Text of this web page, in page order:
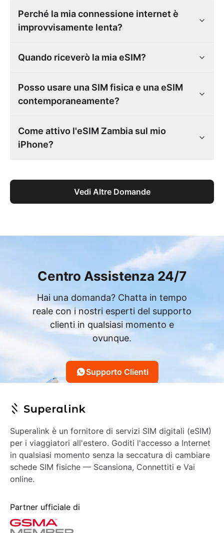
Perché la mia connessione internet è
improvvisamente lenta?
Quando riceverò la mia eSIM?
Posso usare una SIM fisica e una eSIM
contemporaneamente?
Come attivo l'eSIM Zambia sul mio
iPhone?
Vedi Altre Domande
Centro Assistenza 24/7
Hai una domanda? Chatta in tempo
reale con i nostri esperti del supporto
clienti in qualsiasi momento e
ovunque.
Supporto Clienti
Superalink è un fornitore di servizi SIM digitali (eSIM)
per i viaggiatori all'estero. Goditi l'accesso a Internet
in qualsiasi momento senza la seccatura di cambiare
schede SIM fisiche — Scansiona, Connettiti e Vai
online.
Partner ufficiale di